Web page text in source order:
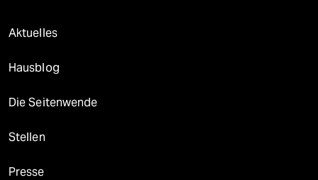
Aktuelles
Hausblog
Die Seitenwende
Stellen
Presse